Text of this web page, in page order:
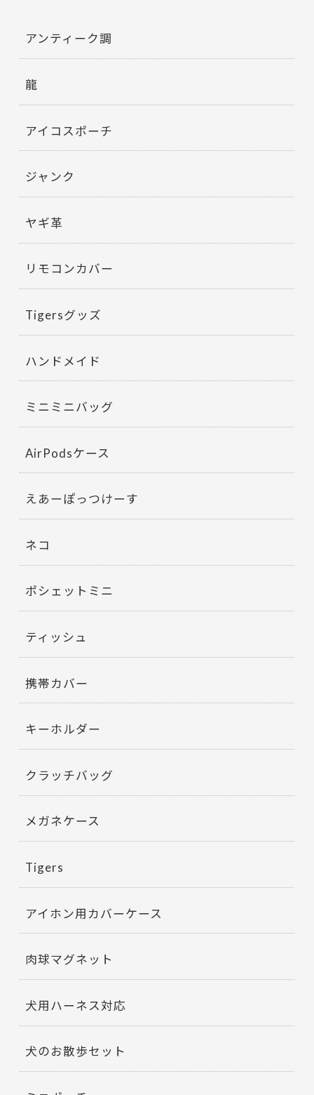
アンティーク調
龍
アイコスポーチ
ジャンク
ヤギ革
リモコンカバー
Tigersグッズ
ハンドメイド
ミニミニバッグ
AirPodsケース
えあーぽっつけーす
ネコ
ポシェットミニ
ティッシュ
携帯カバー
キーホルダー
クラッチバッグ
メガネケース
Tigers
アイホン用カバーケース
肉球マグネット
犬用ハーネス対応
犬のお散歩セット